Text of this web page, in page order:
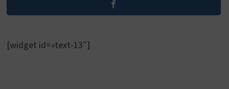
[widget id=»text-13″]